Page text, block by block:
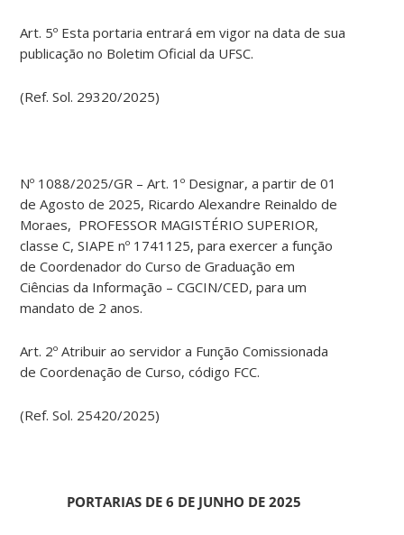
Art. 5º Esta portaria entrará em vigor na data de sua
publicação no Boletim Oficial da UFSC.
(Ref. Sol. 29320/2025)
Nº 1088/2025/GR – Art. 1º Designar, a partir de 01
de Agosto de 2025, Ricardo Alexandre Reinaldo de
Moraes, PROFESSOR MAGISTÉRIO SUPERIOR,
classe C, SIAPE nº 1741125, para exercer a função
de Coordenador do Curso de Graduação em
Ciências da Informação – CGCIN/CED, para um
mandato de 2 anos.
Art. 2º Atribuir ao servidor a Função Comissionada
de Coordenação de Curso, código FCC.
(Ref. Sol. 25420/2025)
PORTARIAS DE 6 DE JUNHO DE 2025